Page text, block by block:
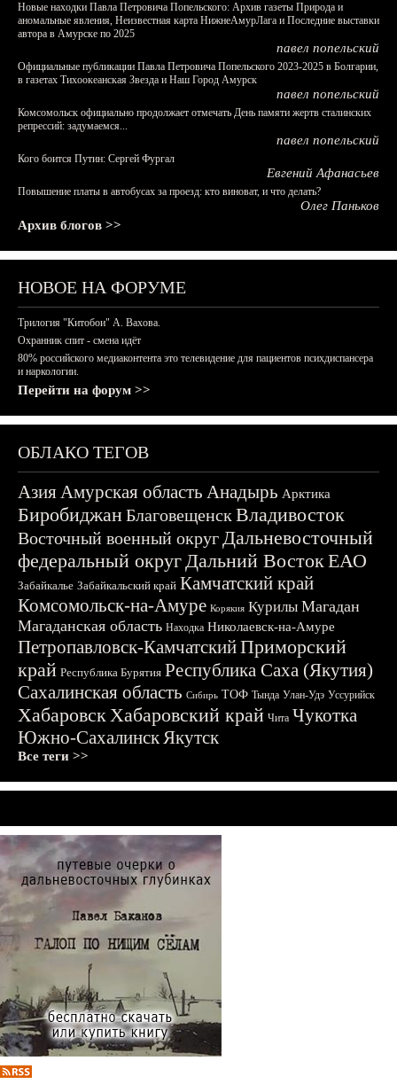
Новые находки Павла Петровича Попельского: Архив газеты Природа и
аномальные явления, Неизвестная карта НижнеАмурЛага и Последние выставки
автора в Амурске по 2025
павел попельский
Официальные публикации Павла Петровича Попельского 2023-2025 в Болгарии,
в газетах Тихоокеанская Звезда и Наш Город Амурск
павел попельский
Комсомольск официально продолжает отмечать День памяти жертв сталинских
репрессий: задумаемся...
павел попельский
Кого боится Путин: Сергей Фургал
Евгений Афанасьев
Повышение платы в автобусах за проезд: кто виноват, и что делать?
Олег Паньков
Архив блогов >>
НОВОЕ НА ФОРУМЕ
Трилогия "Китобои" А. Вахова.
Охранник спит - смена идёт
80% российского медиаконтента это телевидение для пациентов психдиспансера
и наркологии.
Перейти на форум >>
ОБЛАКО ТЕГОВ
АзияАмурская область Анадырь Арктика
БиробиджанБлаговещенскВладивосток
Восточный военный округДальневосточный
федеральный округДальний ВостокЕАО
Забайкалье Забайкальский край Камчатский край
Комсомольск-на-Амуре Корякия Курилы Магадан
Магаданская область Находка Николаевск-на-Амуре
Петропавловск-КамчатскийПриморский
край Республика Бурятия Республика Саха (Якутия)
Сахалинская область Сибирь ТОФ Тында Улан-Удэ Уссурийск
ХабаровскХабаровский край Чита Чукотка
Южно-СахалинскЯкутск
Все теги >>